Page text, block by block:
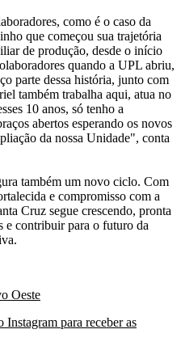
como é o caso da
que começou sua trajetória
de produção, desde o início
quando a UPL abriu,
parte dessa história, junto com
também trabalha aqui, atua no
10 anos, só tenho a
abertos esperando os novos
da nossa Unidade", conta
também um novo ciclo. Com
e compromisso com a
Cruz segue crescendo, pronta
e contribuir para o futuro da
Oeste
para receber as